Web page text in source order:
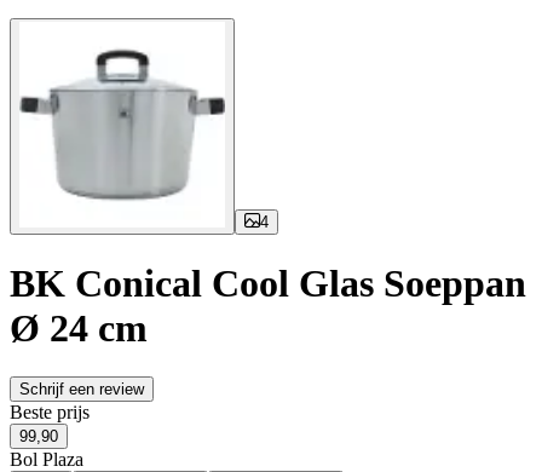
4
BK Conical Cool Glas Soeppan
Ø 24 cm
Schrijf een review
Beste prijs
99,90
Bol Plaza